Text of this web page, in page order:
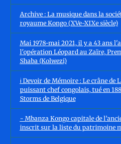
Archive : La musique dans la
royaume Kongo (XVe-XIXe siècle)
Mai 1978-mai 2021, il y a 43 ans
l'opération Léopard au Zaïre,
Shaba (Kolwezi)
ℹ️ Devoir de Mémoire : Le crâne de
puissant chef congolais, tué en
Storms de Belgique
- Mbanza Kongo capitale de
inscrit sur la liste du patrimoine